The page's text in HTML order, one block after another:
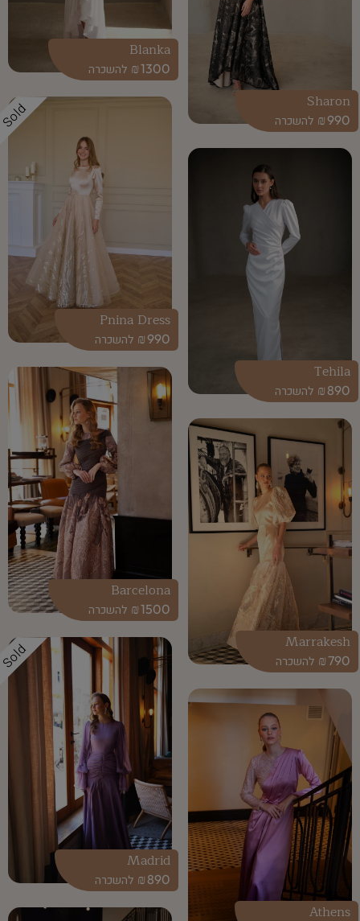
990
₪
Sharon
1300
₪
Blanka
890
₪
Tehila
Sold
990
₪
Pnina Dress
790
₪
Marrakesh
1500
₪
Barcelona
Athens
Sold
890
₪
Madrid